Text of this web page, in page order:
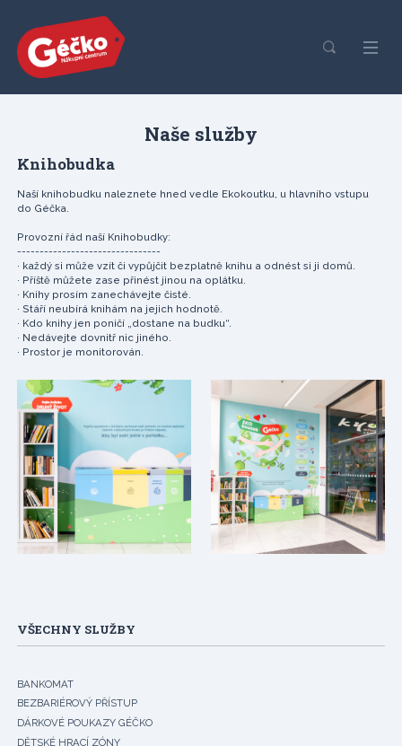
Naše služby
Knihobudka
Naší knihobudku naleznete hned vedle Ekokoutku, u hlavního vstupu
do Géčka.
Provozní řád naší Knihobudky:
--------------------------------
· každý si může vzít či vypůjčit bezplatně knihu a odnést si ji domů.
· Příště můžete zase přinést jinou na oplátku.
· Knihy prosím zanechávejte čisté.
· Stáří neubírá knihám na jejich hodnotě.
· Kdo knihy jen poničí „dostane na budku“.
· Nedávejte dovnitř nic jiného.
· Prostor je monitorován.
VŠECHNY SLUŽBY
BANKOMAT
BEZBARIÉROVÝ PŘÍSTUP
DÁRKOVÉ POUKAZY GÉČKO
DĚTSKÉ HRACÍ ZÓNY